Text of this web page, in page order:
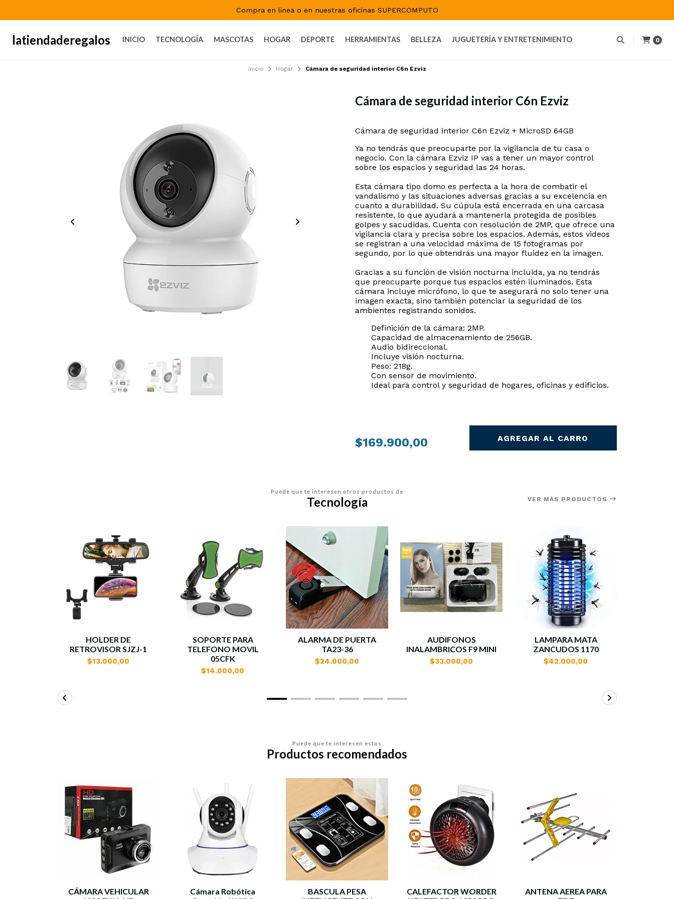
latiendaderegalos INICIO TECNOLOGÍA MASCOTAS HOGAR DEPORTE HERRAMIENTAS BELLEZA JUGUETERÍA Y ENTRETENIMIENTO 0
Compra en linea o en nuestras oficinas SUPERCOMPUTO
Inicio Hogar Cámara de seguridad interior C6n Ezviz
Cámara de seguridad interior C6n Ezviz
Cámara de seguridad interior C6n Ezviz + MicroSD 64GB
Ya no tendrás que preocuparte por la vigilancia de tu casa o
negocio. Con la cámara Ezviz IP vas a tener un mayor control
sobre los espacios y seguridad las 24 horas.
Esta cámara tipo domo es perfecta a la hora de combatir el
vandalismo y las situaciones adversas gracias a su excelencia en
cuanto a durabilidad. Su cúpula está encerrada en una carcasa
resistente, lo que ayudará a mantenerla protegida de posibles
golpes y sacudidas. Cuenta con resolución de 2MP, que ofrece una
vigilancia clara y precisa sobre los espacios. Además, estos videos
se registran a una velocidad máxima de 15 fotogramas por
segundo, por lo que obtendrás una mayor fluidez en la imagen.
Gracias a su función de visión nocturna incluida, ya no tendrás
que preocuparte porque tus espacios estén iluminados. Esta
cámara incluye micrófono, lo que te asegurará no solo tener una
imagen exacta, sino también potenciar la seguridad de los
ambientes registrando sonidos.
Definición de la cámara: 2MP.
Capacidad de almacenamiento de 256GB.
Audio bidireccional.
Incluye visión nocturna.
Peso: 218g.
Con sensor de movimiento.
Ideal para control y seguridad de hogares, oficinas y edificios.
$169.900,00 AGREGAR AL CARRO
Puede que te interesen otros productos de
Tecnología VER MÁS PRODUCTOS
HOLDER DE
RETROVISOR SJZJ-1
$13.000,00
SOPORTE PARA
TELEFONO MOVIL
05CFK
$14.000,00
ALARMA DE PUERTA
TA23-36
$24.000,00
AUDIFONOS
INALAMBRICOS F9 MINI
$33.000,00
LAMPARA MATA
ZANCUDOS 1170
$42.000,00
Puede que te interesen estos
Productos recomendados
CÁMARA VEHICULAR
Cámara Robótica
BASCULA PESA
CALEFACTOR WORDER
ANTENA AEREA PARA